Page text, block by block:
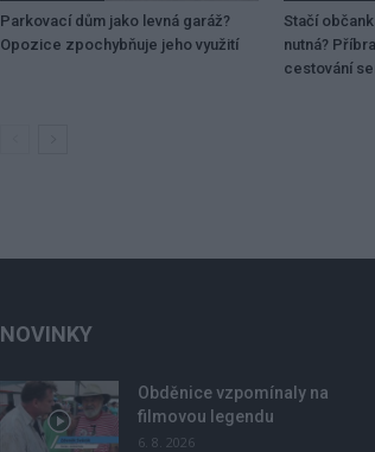
Parkovací dům jako levná garáž?
Opozice zpochybňuje jeho využití
Stačí
nutná?
cestování
NOVINKY
Obděnice vzpomínaly na
filmovou legendu
6. 8. 2026